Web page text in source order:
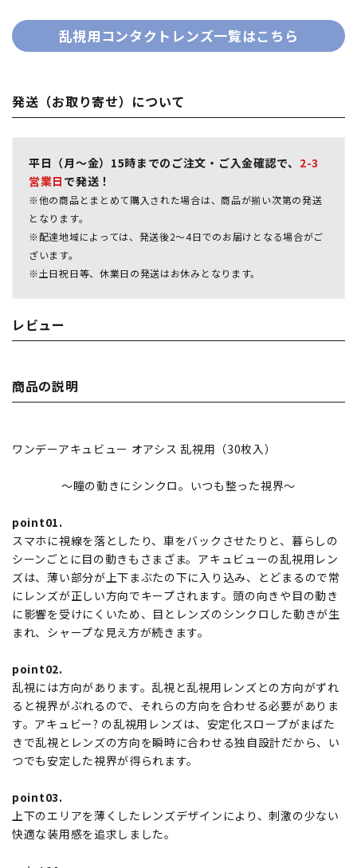
乱視用コンタクトレンズ一覧はこちら
発送（お取り寄せ）について
平日（月～金）15時までのご注文・ご入金確認で、 2-3
営業日 で発送！
※他の商品とまとめて購入された場合は、商品が揃い次第の発送
となります。
※配達地域によっては、発送後2～4日でのお届けとなる場合がご
ざいます。
※土日祝日等、休業日の発送はお休みとなります。
レビュー
商品の説明
ワンデーアキュビュー オアシス 乱視用（30枚入）
～瞳の動きにシンクロ。いつも整った視界～
point01.
スマホに視線を落としたり、車をバックさせたりと、暮らしの
シーンごとに目の動きもさまざま。アキュビューの乱視用レン
ズは、薄い部分が上下まぶたの下に入り込み、とどまるので常
にレンズが正しい方向でキープされます。頭の向きや目の動き
に影響を受けにくいため、目とレンズのシンクロした動きが生
まれ、シャープな見え方が続きます。
point02.
乱視には方向があります。乱視と乱視用レンズとの方向がずれ
ると視界がぶれるので、それらの方向を合わせる必要がありま
す。アキュビー? の乱視用レンズは、安定化スロープがまばた
きで乱視とレンズの方向を瞬時に合わせる独自設計だから、い
つでも安定した視界が得られます。
point03.
上下のエリアを薄くしたレンズデザインにより、刺激の少ない
快適な装用感を追求しました。